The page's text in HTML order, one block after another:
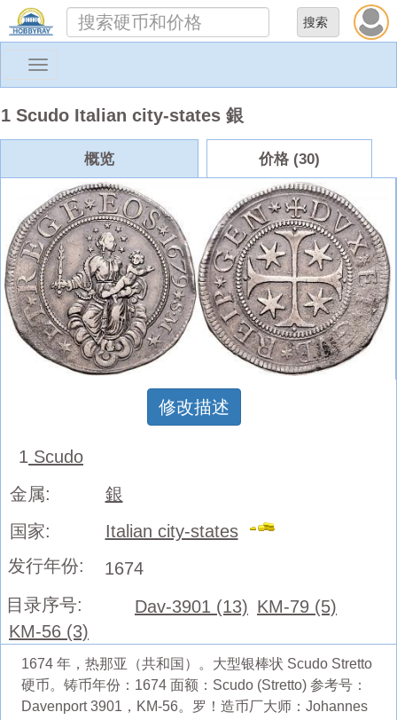
Toggle
1 Scudo Italian city-states 銀
概览 价格 (30)
修改描述
1 Scudo
金属:
銀
国家:
Italian city-states
发行年份:
1674
目录序号:
Dav-3901 (13) KM-79 (5)
KM-56 (3)
1674 年，热那亚（共和国）。大型银棒状 Scudo Stretto
硬币。铸币年份：1674 面额：Scudo (Stretto) 参考号：
Davenport 3901，KM-56。罗！造币厂大师：Johannes